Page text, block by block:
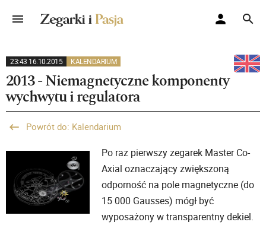
23:43 16.10.2015 KALENDARIUM
2013 - Niemagnetyczne komponenty
wychwytu i regulatora
Powrót do: Kalendarium
Po raz pierwszy zegarek Master Co-
Axial oznaczający zwiększoną
odporność na pole magnetyczne (do
15 000 Gausses) mógł być
wyposażony w transparentny dekiel.